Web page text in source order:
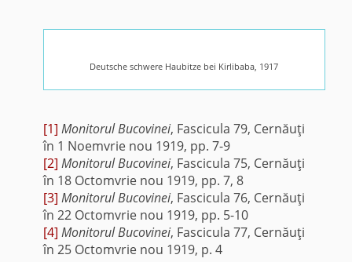
Deutsche schwere Haubitze bei Kirlibaba, 1917
[1] Monitorul Bucovinei, Fascicula 79, Cernăuţi
în 1 Noemvrie nou 1919, pp. 7-9
[2] Monitorul Bucovinei, Fascicula 75, Cernăuţi
în 18 Octomvrie nou 1919, pp. 7, 8
[3] Monitorul Bucovinei, Fascicula 76, Cernăuţi
în 22 Octomvrie nou 1919, pp. 5-10
[4] Monitorul Bucovinei, Fascicula 77, Cernăuţi
în 25 Octomvrie nou 1919, p. 4